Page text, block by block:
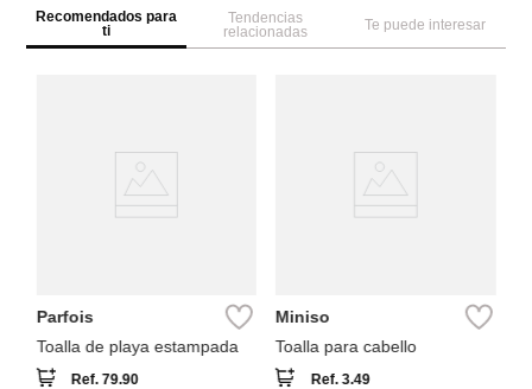
Recomendados para
ti
Tendencias
relacionadas
Te puede interesar
Parfois
Toalla de playa estampada
Ref.79.90
Miniso
Toalla para cabello
Ref. 3.49